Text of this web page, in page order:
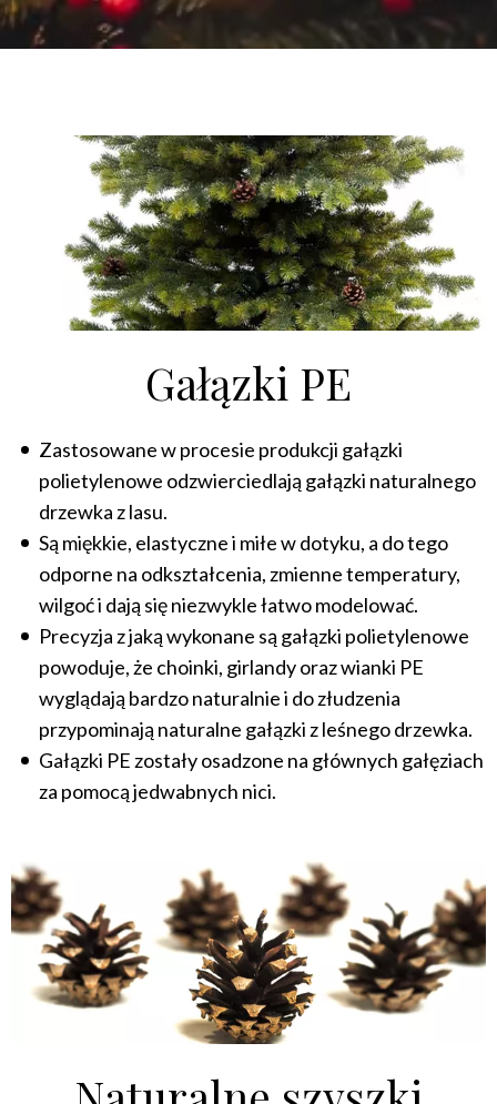
Gałązki PE
Zastosowane w procesie produkcji gałązki
polietylenowe odzwierciedlają gałązki naturalnego
drzewka z lasu.
Są miękkie, elastyczne i miłe w dotyku, a do tego
odporne na odkształcenia, zmienne temperatury,
wilgoć i dają się niezwykle łatwo modelować.
Precyzja z jaką wykonane są gałązki polietylenowe
powoduje, że choinki, girlandy oraz wianki PE
wyglądają bardzo naturalnie i do złudzenia
przypominają naturalne gałązki z leśnego drzewka.
Gałązki PE zostały osadzone na głównych gałęziach
za pomocą jedwabnych nici.